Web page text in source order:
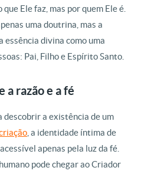
Ele faz, mas por quem Ele é.
uma doutrina, mas a
divina como uma
Pai, Filho e Espírito Santo.
a razão e a fé
descobrir a existência de um
, a identidade íntima de
apenas pela luz da fé.
pode chegar ao Criador